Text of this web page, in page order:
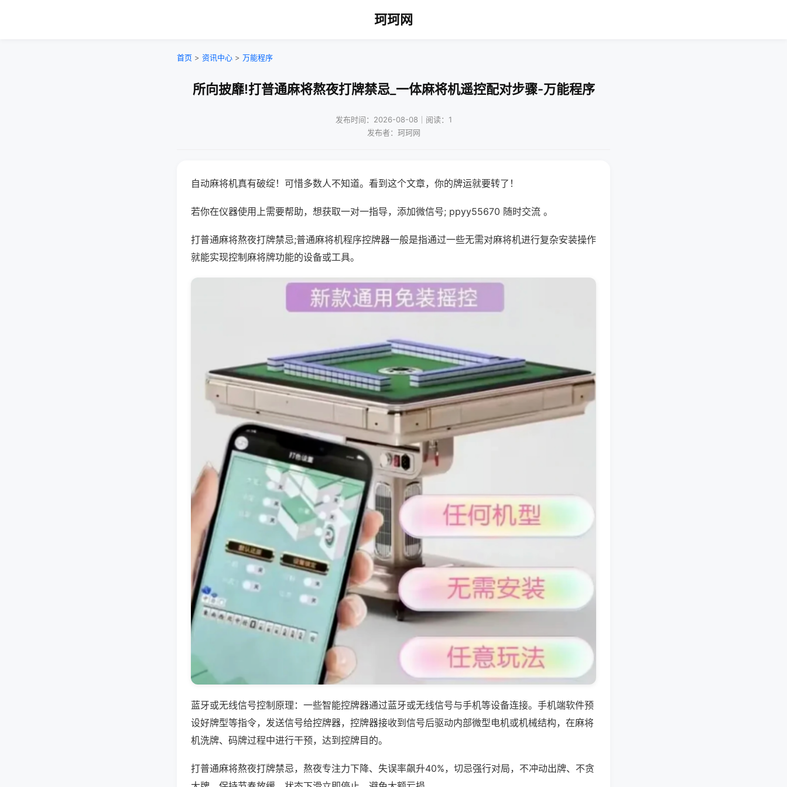
珂珂网
首页 > 资讯中心 > 万能程序
所向披靡!打普通麻将熬夜打牌禁忌_一体麻将机遥控配对步骤-万能程序
发布时间：2026-08-08｜阅读：1
发布者：珂珂网
自动麻将机真有破绽！可惜多数人不知道。看到这个文章，你的牌运就要转了！
若你在仪器使用上需要帮助，想获取一对一指导，添加微信号; ppyy55670 随时交流 。
打普通麻将熬夜打牌禁忌;普通麻将机程序控牌器一般是指通过一些无需对麻将机进行复杂安装操作
就能实现控制麻将牌功能的设备或工具。
蓝牙或无线信号控制原理：一些智能控牌器通过蓝牙或无线信号与手机等设备连接。手机端软件预
设好牌型等指令，发送信号给控牌器，控牌器接收到信号后驱动内部微型电机或机械结构，在麻将
机洗牌、码牌过程中进行干预，达到控牌目的。
打普通麻将熬夜打牌禁忌，熬夜专注力下降、失误率飙升40%，切忌强行对局，不冲动出牌、不贪